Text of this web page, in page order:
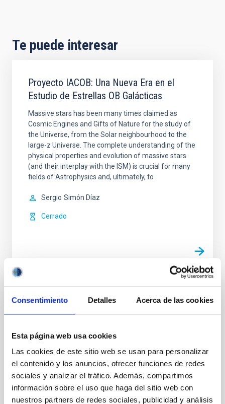
Consentimiento Detalles Acerca de las cookies
Esta página web usa cookies
Las cookies de este sitio web se usan para personalizar
el contenido y los anuncios, ofrecer funciones de redes
sociales y analizar el tráfico. Además, compartimos
información sobre el uso que haga del sitio web con
nuestros partners de redes sociales, publicidad y análisis
Te puede interesar
Proyecto IACOB: Una Nueva Era en el
Estudio de Estrellas OB Galácticas
Massive stars has been many times claimed as
Cosmic Engines and Gifts of Nature for the study of
the Universe, from the Solar neighbourhood to the
large-z Universe. The complete understanding of the
physical properties and evolution of massive stars
(and their interplay with the ISM) is crucial for many
fields of Astrophysics and, ultimately, to
Sergio Simón Díaz
Cerrado
Astrofísica Relativista y Teórica
El estudio de las lentes gravitatorias proporciona
Cosmología. Las principales aplicaciones de las
proyecto son las siguientes: (i) estudiar la presencia
de subestructura de materia obscura en las galaxias
lente a partir de las anomalías en la magnificación de
Evencio Mediavilla Gradolph